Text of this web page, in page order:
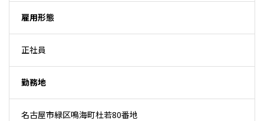
雇用形態
正社員
勤務地
名古屋市緑区鳴海町杜若80番地